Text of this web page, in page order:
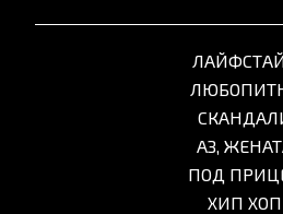
АЗ,
ПОД
ХИП ХОП